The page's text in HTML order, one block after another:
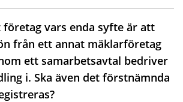
företag vars enda syfte är att
från ett annat mäklarföretag
ett samarbetsavtal bedriver
i. Ska även det förstnämnda